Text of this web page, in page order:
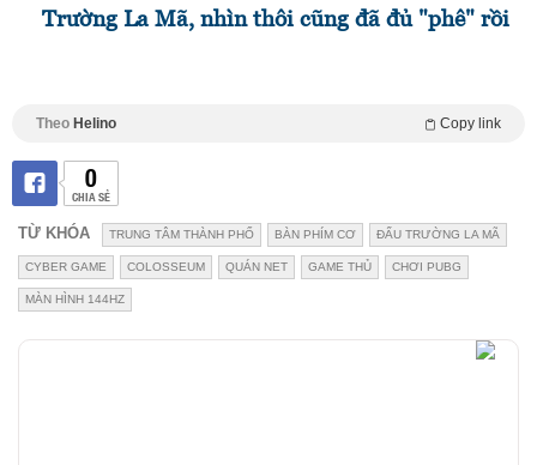
Trường La Mã, nhìn thôi cũng đã đủ "phê" rồi
Theo Helino Copy link
0
CHIA SẺ
TỪ KHÓA TRUNG TÂM THÀNH PHỐ BÀN PHÍM CƠ ĐẤU TRƯỜNG LA MÃ
CYBER GAME COLOSSEUM QUÁN NET GAME THỦ CHƠI PUBG
MÀN HÌNH 144HZ